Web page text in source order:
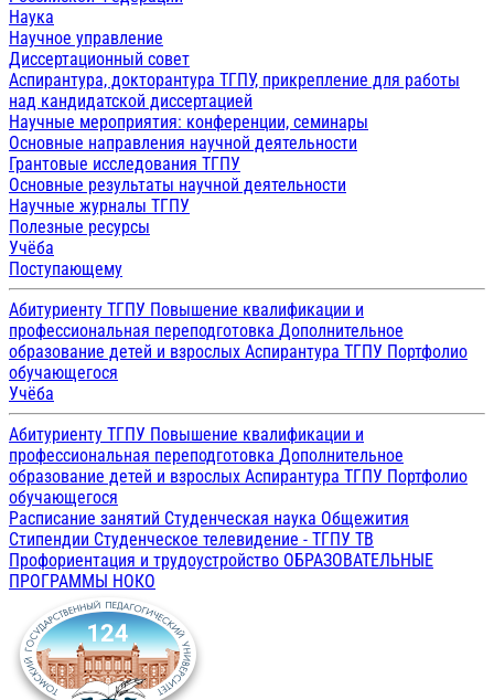
Наука
Научное управление
Диссертационный совет
Аспирантура, докторантура ТГПУ, прикрепление для работы
над кандидатской диссертацией
Научные мероприятия: конференции, семинары
Основные направления научной деятельности
Грантовые исследования ТГПУ
Основные результаты научной деятельности
Научные журналы ТГПУ
Полезные ресурсы
Учёба
Поступающему
Абитуриенту ТГПУ Повышение квалификации и
профессиональная переподготовка Дополнительное
образование детей и взрослых Аспирантура ТГПУ Портфолио
обучающегося
Учёба
Абитуриенту ТГПУ Повышение квалификации и
профессиональная переподготовка Дополнительное
образование детей и взрослых Аспирантура ТГПУ Портфолио
обучающегося
Расписание занятий Студенческая наука Общежития
Стипендии Студенческое телевидение - ТГПУ ТВ
Профориентация и трудоустройство ОБРАЗОВАТЕЛЬНЫЕ
ПРОГРАММЫ НОКО